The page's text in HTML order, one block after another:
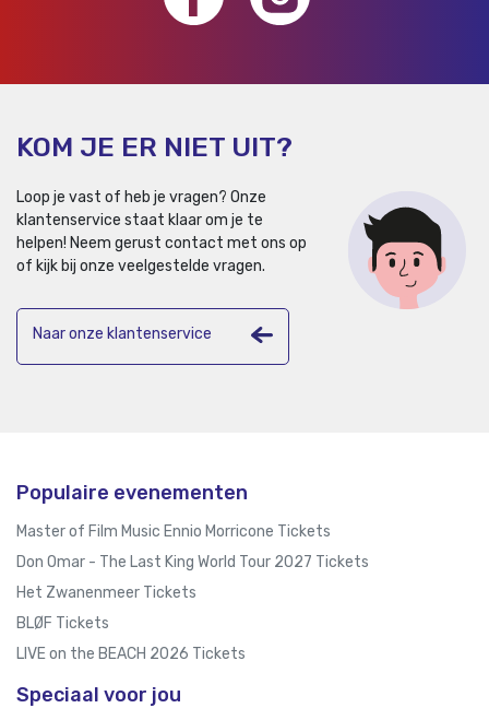
KOM JE ER NIET UIT?
Loop je vast of heb je vragen? Onze
klantenservice staat klaar om je te
helpen! Neem gerust contact met ons op
of kijk bij onze veelgestelde vragen.
Naar onze klantenservice
Populaire evenementen
Master of Film Music Ennio Morricone Tickets
Don Omar - The Last King World Tour 2027 Tickets
Het Zwanenmeer Tickets
BLØF Tickets
LIVE on the BEACH 2026 Tickets
Speciaal voor jou